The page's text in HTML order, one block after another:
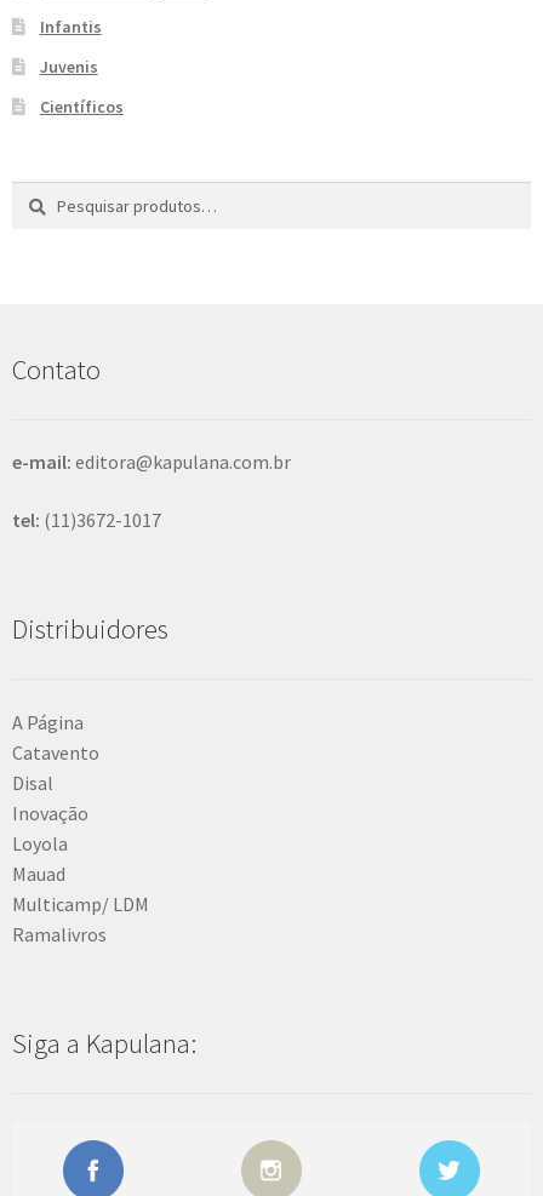
Infantis
Juvenis
Científicos
Pesquisar
a
Contato
e-mail: editora@kapulana.com.br
tel: (11)3672-1017
Distribuidores
A Página
Catavento
Disal
Inovação
Loyola
Mauad
Multicamp/ LDM
Ramalivros
Siga a Kapulana: